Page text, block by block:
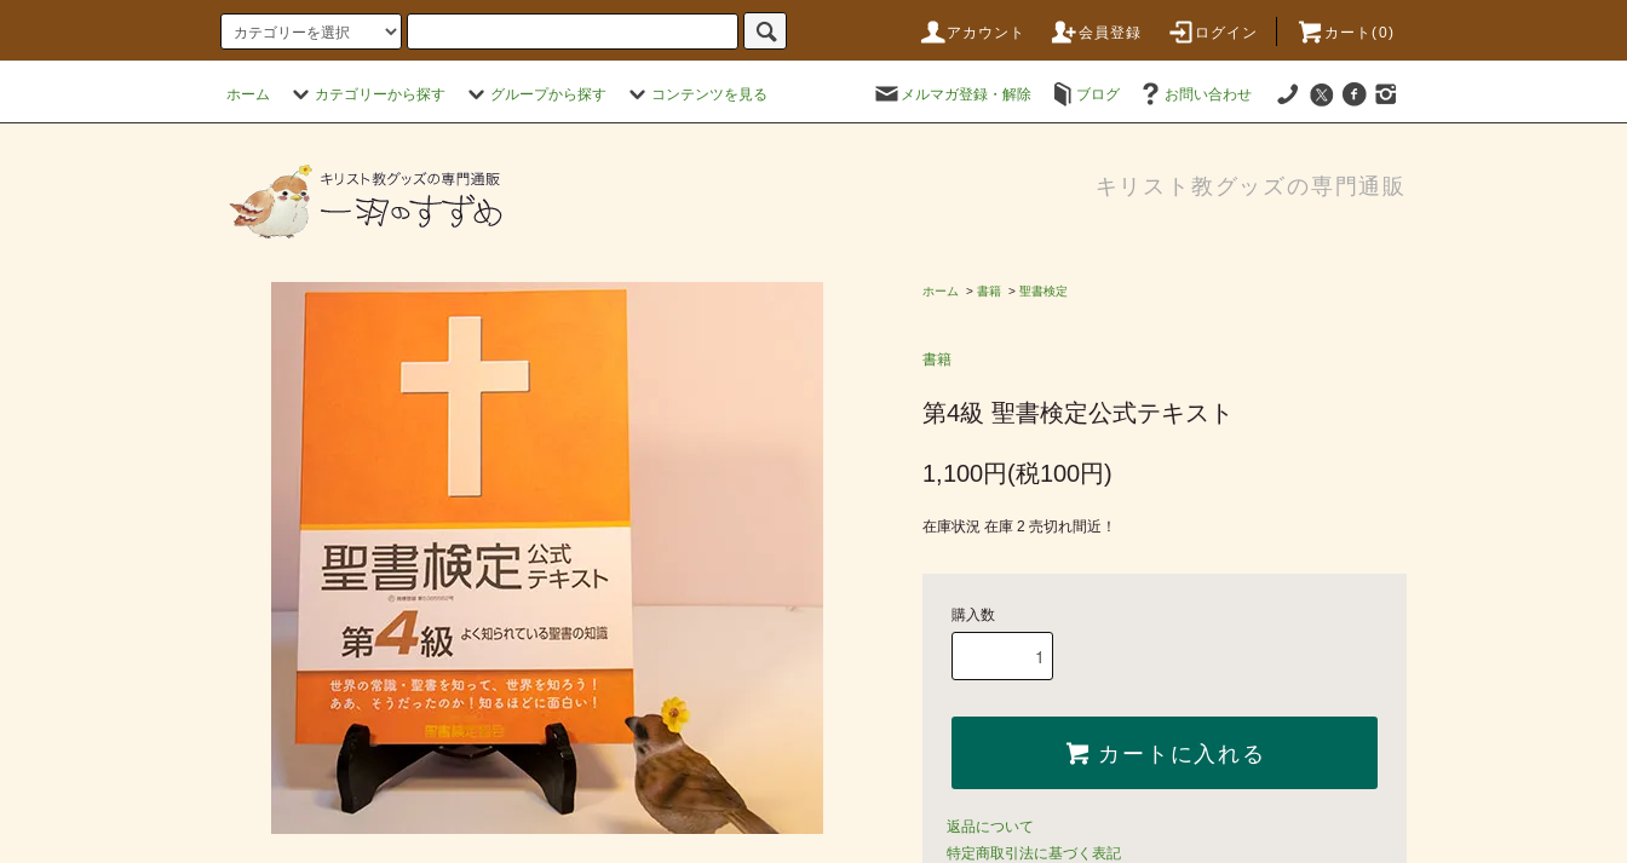
アカウント 会員登録 ログイン カート(0)
ホーム カテゴリーから探す グループから探す コンテンツを見る メルマガ登録・解除 ブログ お問い合わせ
キリスト教グッズの専門通販
ホーム > 書籍 > 聖書検定
書籍
第4級 聖書検定公式テキスト
1,100円(税100円)
在庫状況 在庫 2 売切れ間近！
購入数
カートに入れる
返品について
特定商取引法に基づく表記